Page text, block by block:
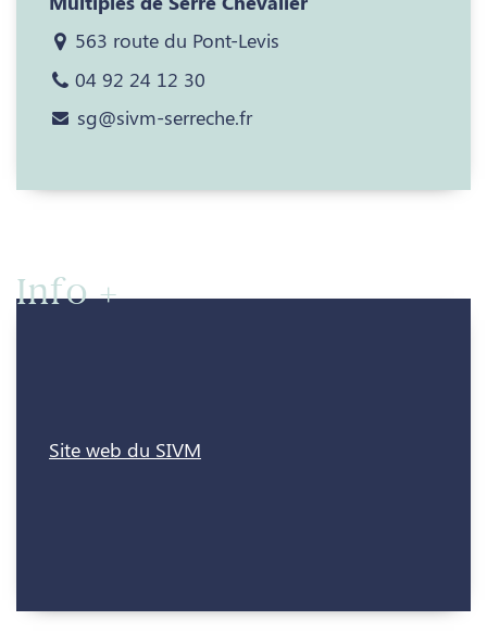
563 route du Pont-Levis
04 92 24 12 30
sg@sivm-serreche.fr
Info +
Site web du SIVM